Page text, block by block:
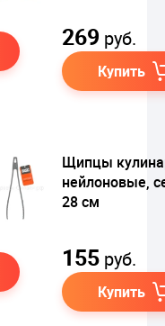
269 руб.
Купить
Щипцы
нейлоновые,
28 см
155 руб.
Купить